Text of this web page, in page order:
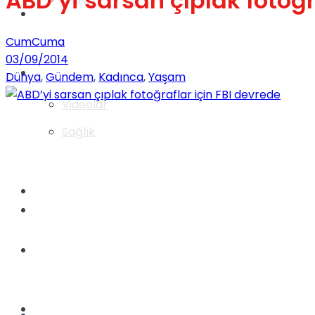
Videolar
Gündem
Yaşam
Sağlık
CumCuma
03/09/2014
Dünya,Gündem, Kadınca,Yaşam